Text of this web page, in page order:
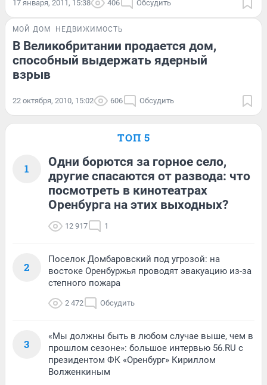
17 января, 2011, 15:38 406 Обсудить
МОЙ ДОМ НЕДВИЖИМОСТЬ
В Великобритании продается дом,
способный выдержать ядерный
взрыв
22 октября, 2010, 15:02 606 Обсудить
ТОП 5
1
Одни борются за горное село,
другие спасаются от развода: что
посмотреть в кинотеатрах
Оренбурга на этих выходных?
12 917 1
2
Поселок Домбаровский под угрозой: на
востоке Оренбуржья проводят эвакуацию из-за
степного пожара
2 472 Обсудить
3
«Мы должны быть в любом случае выше, чем в
прошлом сезоне»: большое интервью 56.RU с
президентом ФК «Оренбург» Кириллом
Волженкиным